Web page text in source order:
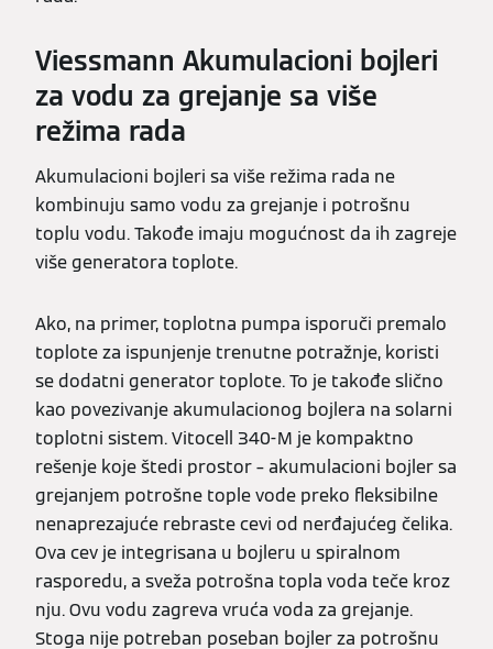
Viessmann Akumulacioni bojleri
za vodu za grejanje sa više
režima rada
Akumulacioni bojleri sa više režima rada ne
kombinuju samo vodu za grejanje i potrošnu
toplu vodu. Takođe imaju mogućnost da ih zagreje
više generatora toplote.
Ako, na primer, toplotna pumpa isporuči premalo
toplote za ispunjenje trenutne potražnje, koristi
se dodatni generator toplote. To je takođe slično
kao povezivanje akumulacionog bojlera na solarni
toplotni sistem. Vitocell 340-M je kompaktno
rešenje koje štedi prostor – akumulacioni bojler sa
grejanjem potrošne tople vode preko fleksibilne
nenaprezajuće rebraste cevi od nerđajućeg čelika.
Ova cev je integrisana u bojleru u spiralnom
rasporedu, a sveža potrošna topla voda teče kroz
nju. Ovu vodu zagreva vruća voda za grejanje.
Stoga nije potreban poseban bojler za potrošnu